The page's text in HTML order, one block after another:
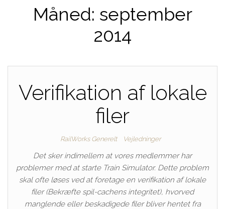
Måned: september
2014
Verifikation af lokale
filer
RailWorks Generelt Vejledninger
Det sker indimellem at vores medlemmer har
problemer med at starte Train Simulator. Dette problem
skal ofte løses ved at foretage en verifikation af lokale
filer (Bekræfte spil-cachens integritet), hvorved
manglende eller beskadigede filer bliver hentet fra